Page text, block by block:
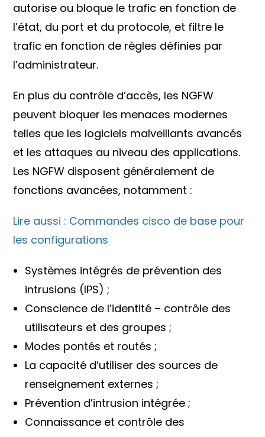
autorise ou bloque le trafic en fonction de
l’état, du port et du protocole, et filtre le
trafic en fonction de règles définies par
l’administrateur.
En plus du contrôle d’accès, les NGFW
peuvent bloquer les menaces modernes
telles que les logiciels malveillants avancés
et les attaques au niveau des applications.
Les NGFW disposent généralement de
fonctions avancées, notamment :
Lire aussi : Commandes cisco de base pour
les configurations
Systèmes intégrés de prévention des
intrusions (IPS) ;
Conscience de l’identité – contrôle des
utilisateurs et des groupes ;
Modes pontés et routés ;
La capacité d’utiliser des sources de
renseignement externes ;
Prévention d’intrusion intégrée ;
Connaissance et contrôle des